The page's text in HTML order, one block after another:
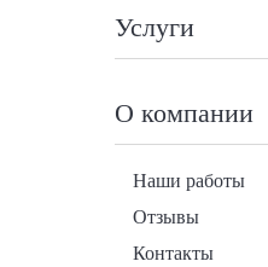
Услуги
О компании
Наши работы
Отзывы
Контакты